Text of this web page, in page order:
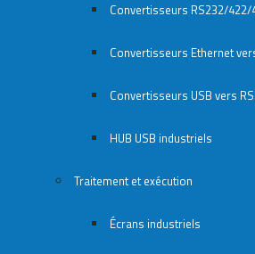
Convertisseurs RS232/
Convertisseurs Ethernet
Convertisseurs USB vers
HUB USB industriels
Traitement et exécution
Écrans industriels